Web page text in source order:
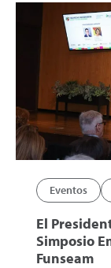
Eventos
El
Simposio
Funseam